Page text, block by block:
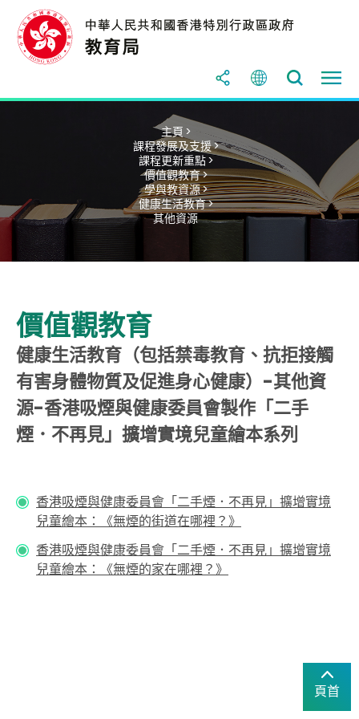
主頁 >
課程發展及支援 >
課程更新重點 >
價值觀教育 >
學與教資源 >
健康生活教育 >
其他資源
價值觀教育
健康生活教育（包括禁毒教育、抗拒接觸
有害身體物質及促進身心健康）-其他資
源-香港吸煙與健康委員會製作「二手
煙．不再見」擴增實境兒童繪本系列
香港吸煙與健康委員會「二手煙．不再見」擴增實境
兒童繪本：《無煙的街道在哪裡？​》
香港吸煙與健康委員會「二手煙．不再見」擴增實境
兒童繪本：《無煙的家在哪裡？》
頁首